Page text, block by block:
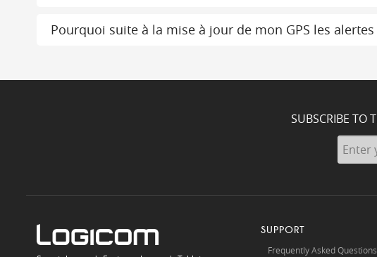
Pourquoi suite à la mise à jour de mon GPS les
SUBSCRIBE TO
SUPPORT
Frequently Asked Questions